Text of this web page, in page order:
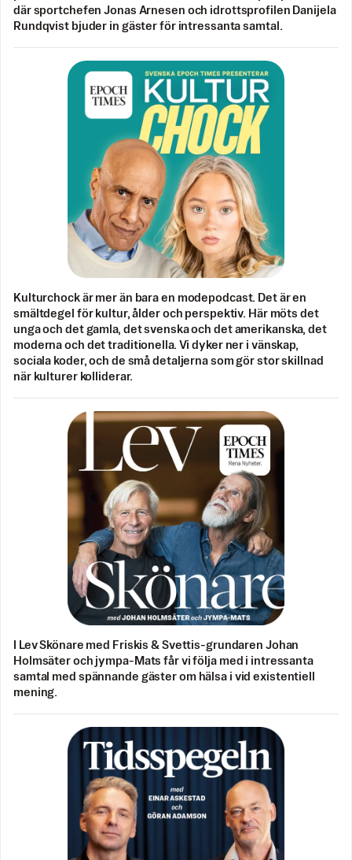
där sportchefen Jonas Arnesen och idrottsprofilen Danijela
Rundqvist bjuder in gäster för intressanta samtal.
Kulturchock är mer än bara en modepodcast. Det är en
smältdegel för kultur, ålder och perspektiv. Här möts det
unga och det gamla, det svenska och det amerikanska, det
moderna och det traditionella. Vi dyker ner i vänskap,
sociala koder, och de små detaljerna som gör stor skillnad
när kulturer kolliderar.
I Lev Skönare med Friskis & Svettis-grundaren Johan
Holmsäter och jympa-Mats får vi följa med i intressanta
samtal med spännande gäster om hälsa i vid existentiell
mening.